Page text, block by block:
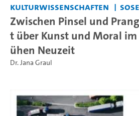
Kulturwissenschaften
Zwischen Pinsel und
t über Kunst und Moral
ühen Neuzeit
Dr. Jana Graul